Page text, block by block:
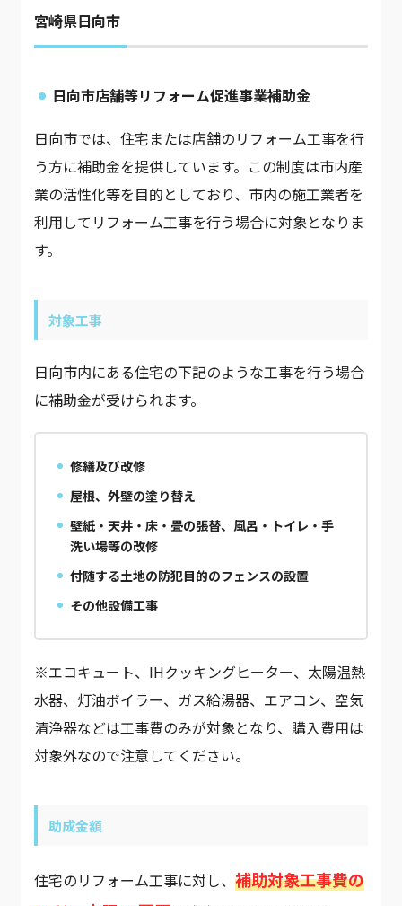
宮崎県日向市
日向市店舗等リフォーム促進事業補助金
日向市では、住宅または店舗のリフォーム工事を行
う方に補助金を提供しています。この制度は市内産
業の活性化等を目的としており、市内の施工業者を
利用してリフォーム工事を行う場合に対象となりま
す。
対象工事
日向市内にある住宅の下記のような工事を行う場合
に補助金が受けられます。
修繕及び改修
屋根、外壁の塗り替え
壁紙・天井・床・畳の張替、風呂・トイレ・手
洗い場等の改修
付随する土地の防犯目的のフェンスの設置
その他設備工事
※エコキュート、IHクッキングヒーター、太陽温熱
水器、灯油ボイラー、ガス給湯器、エアコン、空気
清浄器などは工事費のみが対象となり、購入費用は
対象外なので注意してください。
助成金額
住宅のリフォーム工事に対し、補助対象工事費の